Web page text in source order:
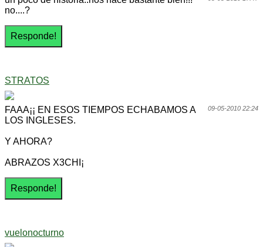
no....?
STRATOS
09-05-2010 22:24
FAAA¡¡ EN ESOS TIEMPOS ECHABAMOS A
LOS INGLESES.
Y AHORA?
ABRAZOS X3CHI¡
vuelonocturno